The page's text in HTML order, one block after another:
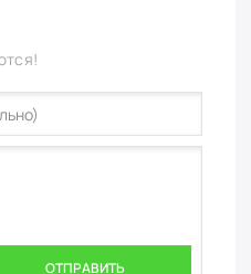
ОТПРАВИТЬ